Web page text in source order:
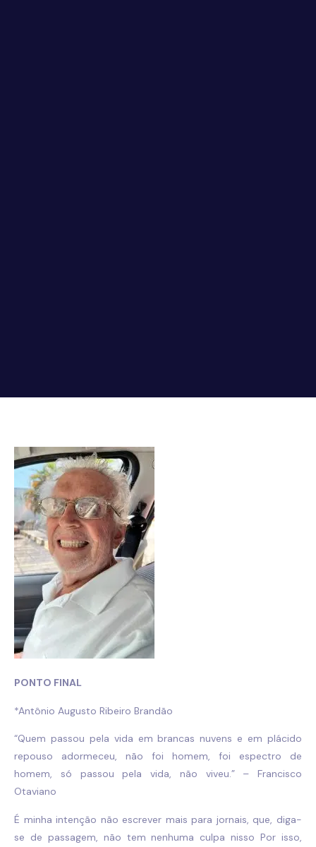
PONTO FINAL
*Antônio Augusto Ribeiro Brandão
“Quem passou pela vida em brancas nuvens e em plácido
repouso adormeceu, não foi homem, foi espectro de
homem, só passou pela vida, não viveu.” – Francisco
Otaviano
É minha intenção não escrever mais para jornais, que, diga-
se de passagem, não tem nenhuma culpa nisso Por isso,